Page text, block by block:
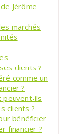
Jérôme
marchés
clients ?
comme un
?
peuvent-ils
clients ?
bénéficier
financier ?